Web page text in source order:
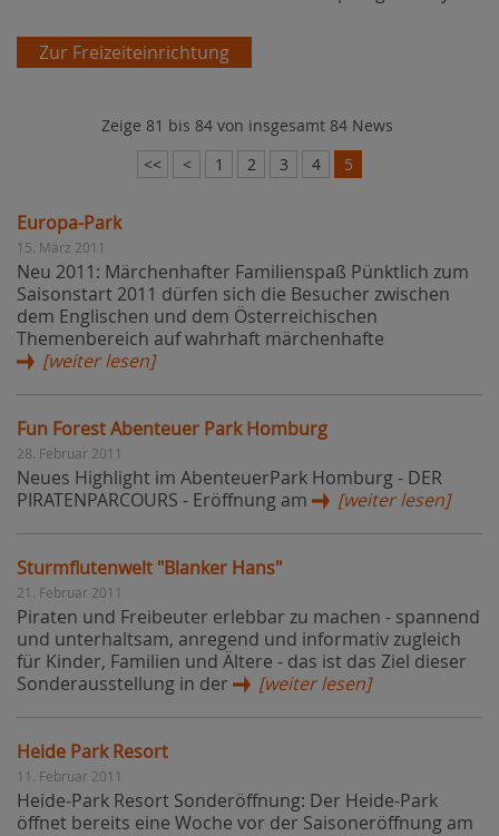
Zur Freizeiteinrichtung
Zeige 81 bis 84 von insgesamt 84 News
<<
< 1 2 3 4 5
Europa-Park
15. März 2011
Neu 2011: Märchenhafter Familienspaß Pünktlich zum
Saisonstart 2011 dürfen sich die Besucher zwischen
dem Englischen und dem Österreichischen
Themenbereich auf wahrhaft märchenhafte
[weiter lesen]
Fun Forest Abenteuer Park Homburg
28. Februar 2011
Neues Highlight im AbenteuerPark Homburg - DER
PIRATENPARCOURS - Eröffnung am
[weiter lesen]
Sturmflutenwelt "Blanker Hans"
21. Februar 2011
Piraten und Freibeuter erlebbar zu machen - spannend
und unterhaltsam, anregend und informativ zugleich
für Kinder, Familien und Ältere - das ist das Ziel dieser
Sonderausstellung in der
[weiter lesen]
Heide Park Resort
11. Februar 2011
Heide-Park Resort Sonderöffnung: Der Heide-Park
öffnet bereits eine Woche vor der Saisoneröffnung am